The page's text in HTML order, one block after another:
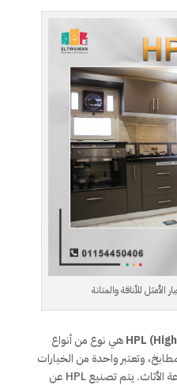
هي نوع من أنواع
وتعتبر واحدة من الخيارات
الأكثر شعبية والمتينة في عالم صناعة الأثاث. يتم تصنيع HPL عن